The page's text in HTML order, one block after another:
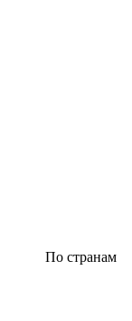
По странам